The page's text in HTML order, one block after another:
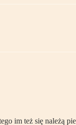
im też się należą